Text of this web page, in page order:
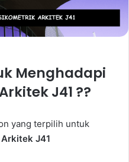
Menghadapi
J41 ??
yang terpilih untuk
Arkitek J41